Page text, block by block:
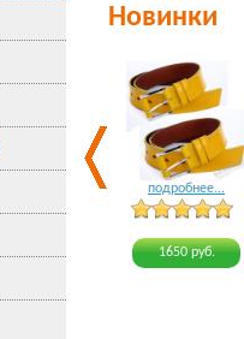
Новинки
подробнее...
1650 руб.